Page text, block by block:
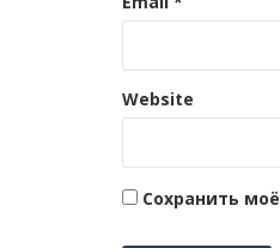
Website
Сохранить